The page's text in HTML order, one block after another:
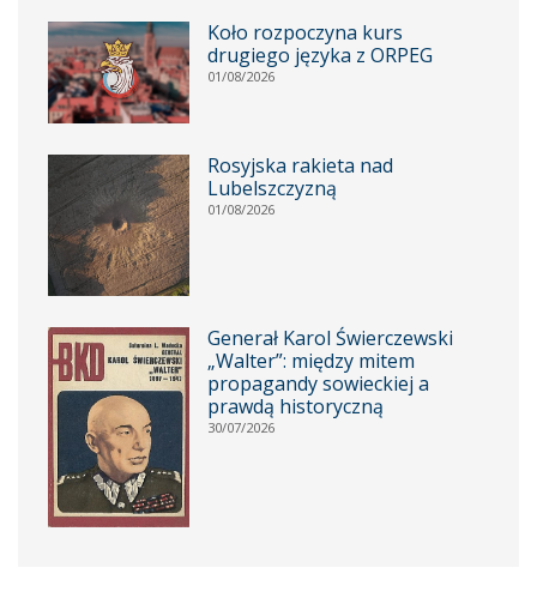
Koło rozpoczyna kurs
drugiego języka z ORPEG
01/08/2026
Rosyjska rakieta nad
Lubelszczyzną
01/08/2026
Generał Karol Świerczewski
„Walter”: między mitem
propagandy sowieckiej a
prawdą historyczną
30/07/2026